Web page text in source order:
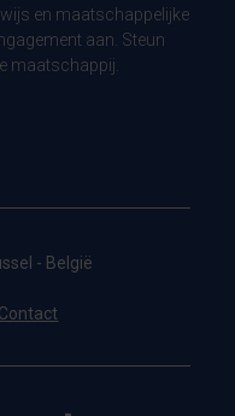
en maatschappelijke
aan. Steun
maatschappij.
- België
Contact